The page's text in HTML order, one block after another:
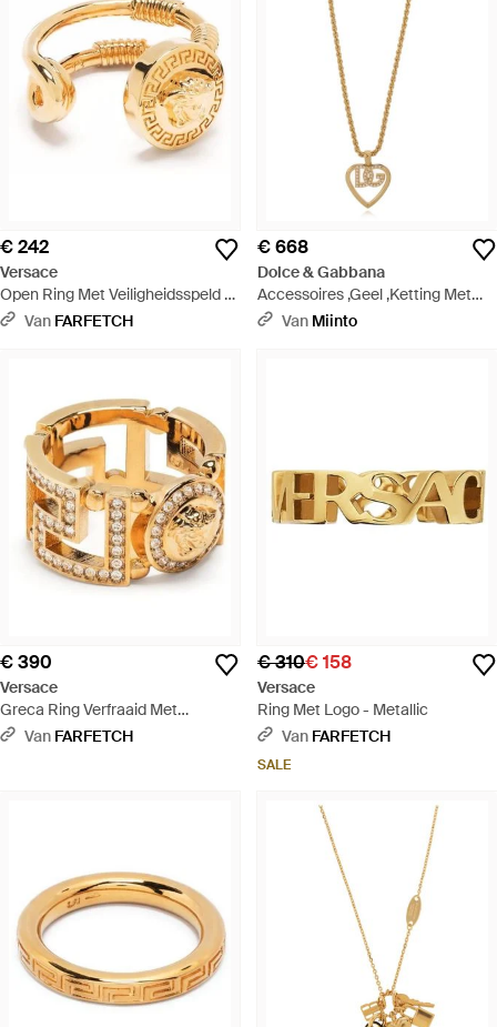
€ 242
Versace
Open Ring Met Veiligheidsspeld -
Metallic
Van FARFETCH
€ 668
Dolce & Gabbana
Accessoires ,Geel ,Ketting Met
Hanger - Metallic
Van Miinto
€ 390
Versace
Greca Ring Verfraaid Met
Kristallen - Metallic
Van FARFETCH
€ 310€ 158
Versace
Ring Met Logo - Metallic
Van FARFETCH
SALE